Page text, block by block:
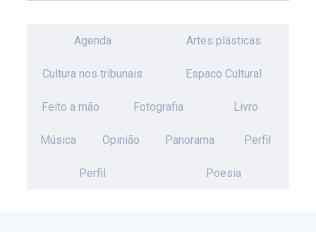
Agenda Artes plásticas
Cultura nos tribunais Espaco Cultural
Feito a mão Fotografia Livro
Música Opinião Panorama Perfil
Perfil Poesia